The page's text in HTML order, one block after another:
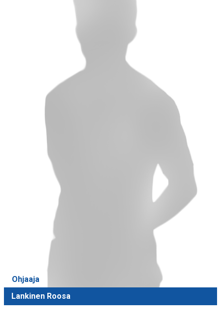
Ohjaaja
Lankinen Roosa